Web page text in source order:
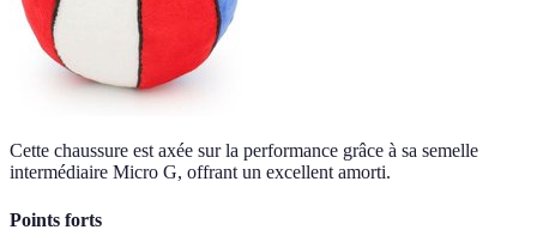
Cette chaussure est axée sur la performance grâce à sa semelle
intermédiaire Micro G, offrant un excellent amorti.
Points forts